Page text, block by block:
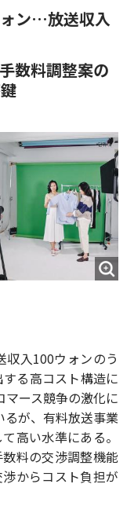
ン…放送収入
数料調整案の
収入100ウォンのう
る高コスト構造に
マース競争の激化に
るが、有料放送事業
高い水準にある。
料の交渉調整機能
からコスト負担が